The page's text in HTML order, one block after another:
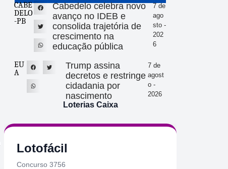
CABE
DELO
-PB
Cabedelo celebra novo
avanço no IDEB e
consolida trajetória de
crescimento na
educação pública
7 de
ago
sto -
202
6
EU
A
Trump assina
decretos e restringe
cidadania por
nascimento
7 de
agost
o -
2026
Loterias Caixa
Quina
Concurso 7086